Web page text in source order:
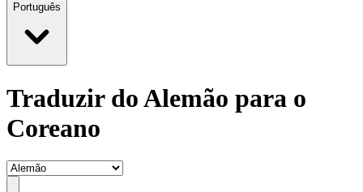
Português
Traduzir do Alemão para o
Coreano